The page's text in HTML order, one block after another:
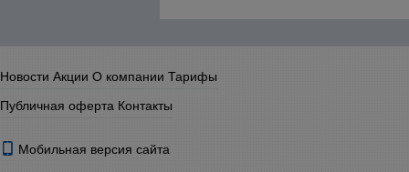
Новости Акции О компании Тарифы
Публичная оферта Контакты
Мобильная версия сайта